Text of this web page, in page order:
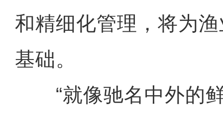
和精细化管理，将为
基础。
“就像驰名中外的鲜